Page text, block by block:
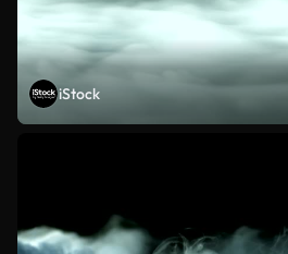
iStock